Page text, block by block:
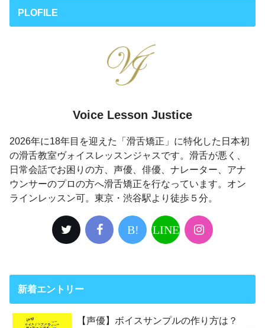
PLOFILE
Voice Lesson Justice
2026年に18年目を迎えた「滑舌矯正」に特化した日本初
の滑舌教室ヴォイスレッスンジャスです。滑舌が悪く、
日常会話でお困りの方、声優、俳優、ナレーター、アナ
ウンサーのプロの方へ滑舌矯正を行なっています。オン
ラインレッスン可。東京・渋谷駅より徒歩５分。
B! LINE
新着エントリー
【声優】ボイスサンプルの作り方は？